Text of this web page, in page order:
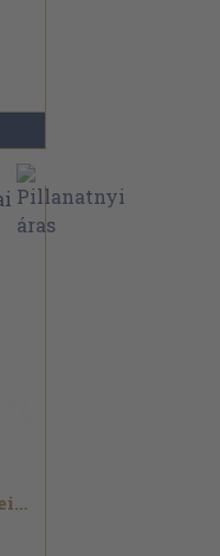
Theodore Dreiser